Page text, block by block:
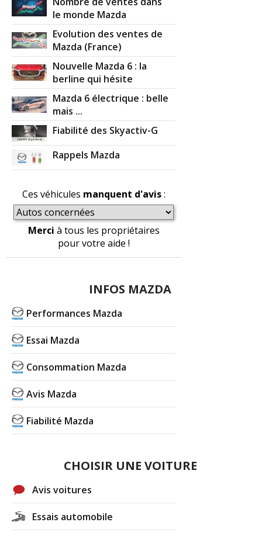
le monde Mazda
Evolution des ventes de
Mazda (France)
Nouvelle Mazda 6 : la
berline qui hésite
Mazda 6 électrique : belle
mais ...
Fiabilité des Skyactiv-G
Rappels Mazda
Ces véhicules manquent d'avis:
Merci à tous les propriétaires
pour votre aide !
INFOS MAZDA
Performances Mazda
Essai Mazda
Consommation Mazda
Avis Mazda
Fiabilité Mazda
CHOISIR UNE VOITURE
Avis voitures
Essais automobile